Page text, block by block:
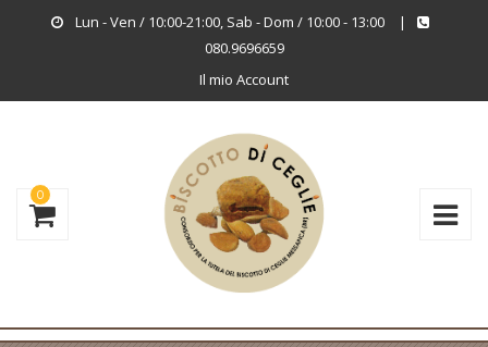
Lun - Ven / 10:00-21:00, Sab - Dom / 10:00 - 13:00
|
080.9696659
Il mio Account
0